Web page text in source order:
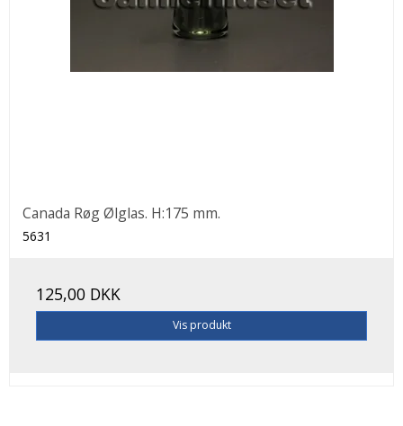
Canada Røg Ølglas. H:175 mm.
5631
125,00 DKK
Vis produkt